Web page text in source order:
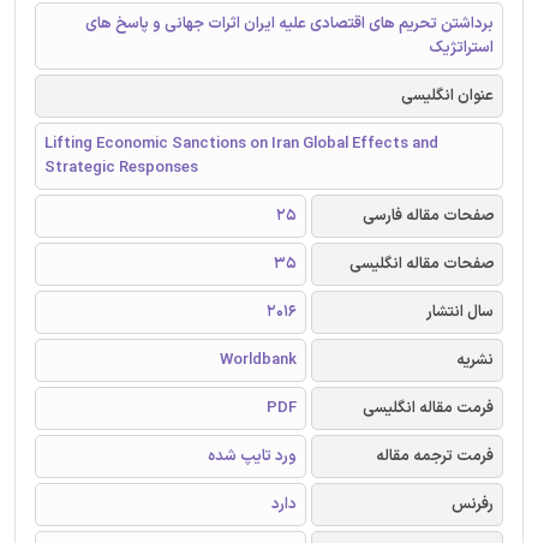
برداشتن تحریم های اقتصادی علیه ایران اثرات جهانی و پاسخ های
استراتژیک
عنوان انگلیسی
Lifting Economic Sanctions on Iran Global Effects and
Strategic Responses
صفحات مقاله فارسی
25
صفحات مقاله انگلیسی
35
سال انتشار
2016
نشریه
Worldbank
فرمت مقاله انگلیسی
PDF
فرمت ترجمه مقاله
ورد تایپ شده
رفرنس
دارد